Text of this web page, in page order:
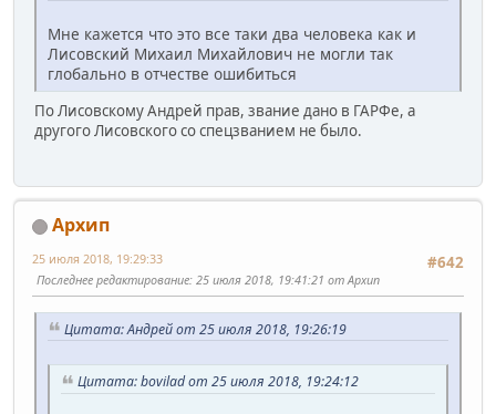
Мне кажется что это все таки два человека как и
Лисовский Михаил Михайлович не могли так
глобально в отчестве ошибиться
По Лисовскому Андрей прав, звание дано в ГАРФе, а
другого Лисовского со спецзванием не было.
Архип
#642
25 июля 2018, 19:29:33
Последнее редактирование: 25 июля 2018, 19:41:21 от Архип
Цитата: Андрей от 25 июля 2018, 19:26:19
Цитата: bovilad от 25 июля 2018, 19:24:12